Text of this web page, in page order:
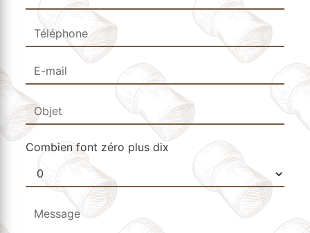
Combien font zéro plus dix